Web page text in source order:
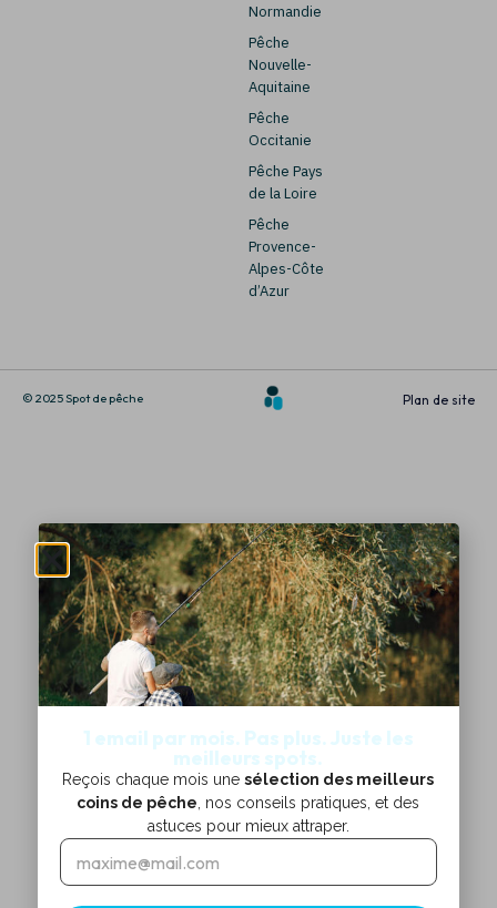
Normandie
Pêche
Nouvelle-
Aquitaine
Pêche
Occitanie
Pêche Pays
de la Loire
Pêche
Provence-
Alpes-Côte
d’Azur
© 2025 Spot de pêche Plan de site
1 email par mois. Pas plus. Juste les
meilleurs spots.
Reçois chaque mois unesélection des meilleurs
coins de pêche , nos conseils pratiques, et des
astuces pour mieux attraper.
E
a
E
a